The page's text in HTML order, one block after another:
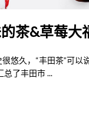
茶&草莓大
悠久，“丰田茶”可以
总了丰田市 ...